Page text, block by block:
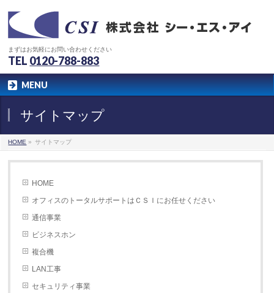
まずはお気軽にお問い合わせください
TEL 0120-788-883
MENU
サイトマップ
HOME » サイトマップ
HOME
オフィスのトータルサポートはＣＳＩにお任せください
通信事業
ビジネスホン
複合機
LAN工事
セキュリティ事業